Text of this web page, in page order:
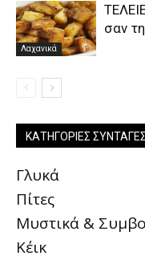
Λαχανικά
σαν
ΚΑΤΗΓΟΡΊΕΣ ΣΥΝΤΑΓΈΣ
Γλυκά
Πίτες
Μυστικά &
Κέικ